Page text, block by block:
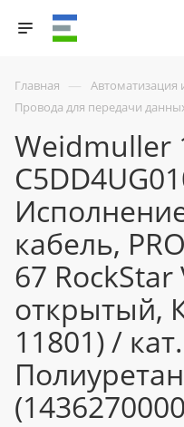
Главная — Автоматизация
Провода для передачи
Weidmuller
кабель,
67 RockStar
открытый,
11801) /